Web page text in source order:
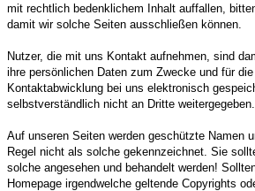
mit rechtlich bedenklichem Inhalt auffallen,
damit wir solche Seiten ausschließen können.
Nutzer, die mit uns Kontakt aufnehmen, sind
ihre persönlichen Daten zum Zwecke und für
Kontaktabwicklung bei uns elektronisch
selbstverständlich nicht an Dritte weitergegeben.
Auf unseren Seiten werden geschützte Namen
Regel nicht als solche gekennzeichnet. Sie
solche angesehen und behandelt werden!
Homepage irgendwelche geltende Copyrights